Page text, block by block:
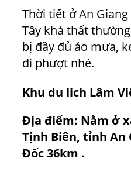
Thời tiết ở An
Tây khá thất
bị đầy đủ áo mưa,
đi phượt nhé.
Khu du lich Lâm
Địa điểm: Nằm ở
Tịnh Biên, tỉnh An
Đốc 36km .